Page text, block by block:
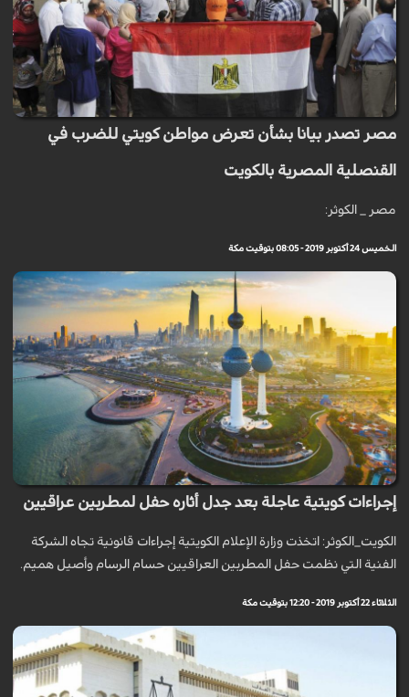
مصر تصدر بيانا بشأن تعرض مواطن كويتي للضرب في
القنصلية المصرية بالكويت
مصر _ الكوثر:
الخميس 24 أكتوبر 2019 - 08:05 بتوقيت مكة
إجراءات كويتية عاجلة بعد جدل أثاره حفل لمطربين عراقيين
الكویت_الکوثر: اتخذت وزارة الإعلام الكويتية إجراءات قانونية تجاه الشركة
الفنية التي نظمت حفل المطربين العراقيين حسام الرسام وأصيل هميم.
الثلاثاء 22 أكتوبر 2019 - 12:20 بتوقيت مكة